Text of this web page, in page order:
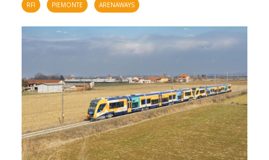
RFI PIEMONTE ARENAWAYS